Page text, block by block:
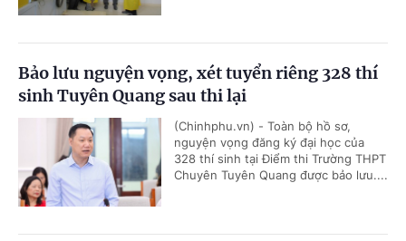
Bảo lưu nguyện vọng, xét tuyển riêng 328 thí
sinh Tuyên Quang sau thi lại
(Chinhphu.vn) - Toàn bộ hồ sơ,
nguyện vọng đăng ký đại học của
328 thí sinh tại Điểm thi Trường THPT
Chuyên Tuyên Quang được bảo lưu....